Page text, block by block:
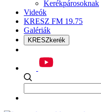
Kerékpárosoknak
Videók
KRESZ FM 19.75
Galériák
KRESZkerék